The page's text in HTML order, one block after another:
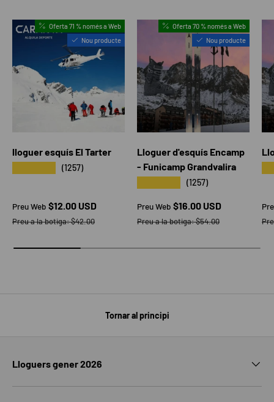
Oferta 71 % només a Web
Nou producte
lloguer esquís El Tarter
(1257)
Preu web
Preu Web $12.00 USD
Preu a la botiga
Preu a la botiga:$42.00
Oferta 70 % només a Web
Nou producte
Lloguer d'esquís Encamp
- Funicamp Grandvalira
(1257)
Preu web
Preu Web $16.00 USD
Preu a la botiga
Preu a la botiga:$54.00
Tornar al principi
Lloguers gener 2026